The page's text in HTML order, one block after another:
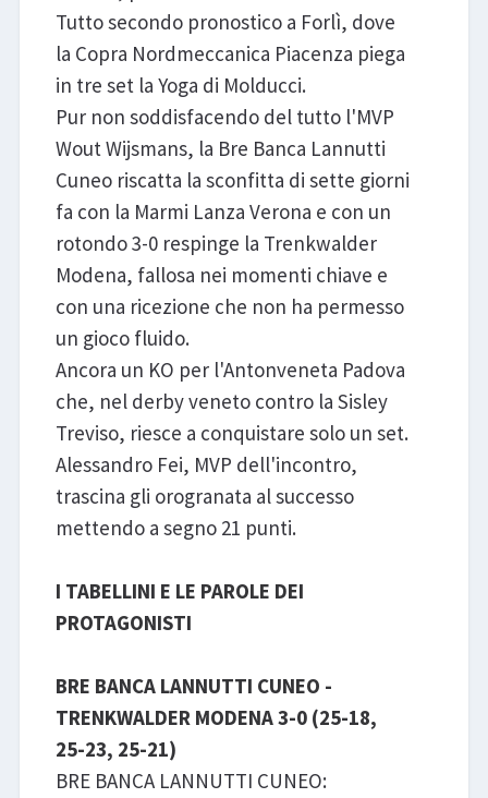
Tutto secondo pronostico a Forlì, dove
la Copra Nordmeccanica Piacenza piega
in tre set la Yoga di Molducci.
Pur non soddisfacendo del tutto l'MVP
Wout Wijsmans, la Bre Banca Lannutti
Cuneo riscatta la sconfitta di sette giorni
fa con la Marmi Lanza Verona e con un
rotondo 3-0 respinge la Trenkwalder
Modena, fallosa nei momenti chiave e
con una ricezione che non ha permesso
un gioco fluido.
Ancora un KO per l'Antonveneta Padova
che, nel derby veneto contro la Sisley
Treviso, riesce a conquistare solo un set.
Alessandro Fei, MVP dell'incontro,
trascina gli orogranata al successo
mettendo a segno 21 punti.
I TABELLINI E LE PAROLE DEI
PROTAGONISTI
BRE BANCA LANNUTTI CUNEO -
TRENKWALDER MODENA 3-0 (25-18,
25-23, 25-21)
BRE BANCA LANNUTTI CUNEO: